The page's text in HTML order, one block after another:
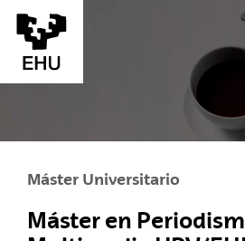
Saltar al contenido principal
Máster Universitario
Máster en